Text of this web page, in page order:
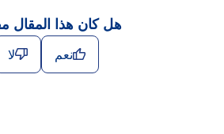
هل كان هذا المقال
نعم لا